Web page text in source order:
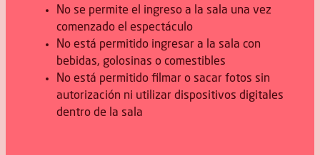
No se permite el ingreso a la sala una vez
comenzado el espectáculo
No está permitido ingresar a la sala con
bebidas, golosinas o comestibles
No está permitido filmar o sacar fotos sin
autorización ni utilizar dispositivos digitales
dentro de la sala